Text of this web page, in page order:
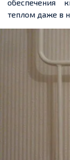
обеспечения
теплом даже в